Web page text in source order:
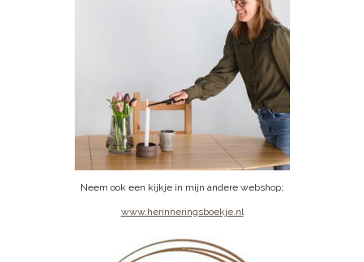
Neem ook een kijkje in mijn andere webshop;
www.herinneringsboekje.nl